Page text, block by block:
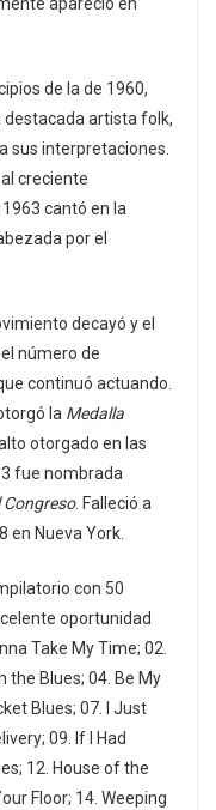
de la de 1960,
artista folk,
sus interpretaciones.
creciente
cantó en la
por el
decayó y el
número de
continuó actuando.
la Medalla
otorgado en las
fue nombrada
Congreso. Falleció a
en Nueva York.
con 50
oportunidad
Take My Time; 02.
the Blues; 04. Be My
Blues; 07. I Just
09. If I Had
12. House of the
Floor; 14. Weeping